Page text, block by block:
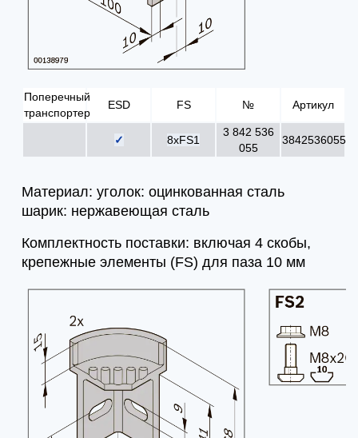
Поперечный
транспортер
ESD FS № Артикул
✓ 8xFS1
3 842 536
055
3842536055
Материал: уголок: оцинкованная сталь
шарик: нержавеющая сталь
Комплектность поставки: включая 4 скобы,
крепежные элементы (FS) для паза 10 мм